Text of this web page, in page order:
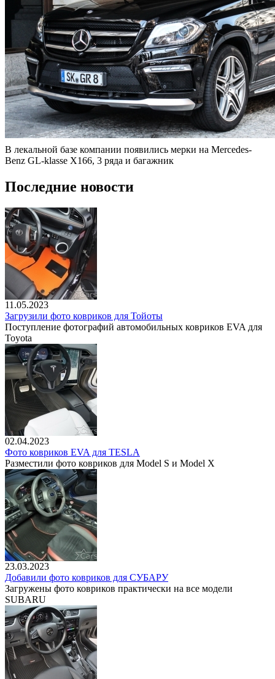
В лекальной базе компании появились мерки на Mercedes-
Benz GL-klasse X166, 3 ряда и багажник
Последние новости
11.05.2023
Загрузили фото ковриков для Тойоты
Поступление фотографий автомобильных ковриков EVA для
Toyota
02.04.2023
Фото ковриков EVA для TESLA
Разместили фото ковриков для Model S и Model X
23.03.2023
Добавили фото ковриков для СУБАРУ
Загружены фото ковриков практически на все модели
SUBARU